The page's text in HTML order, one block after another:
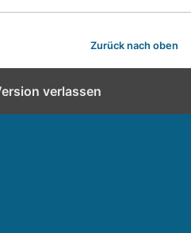
Zurück nach oben
verlassen